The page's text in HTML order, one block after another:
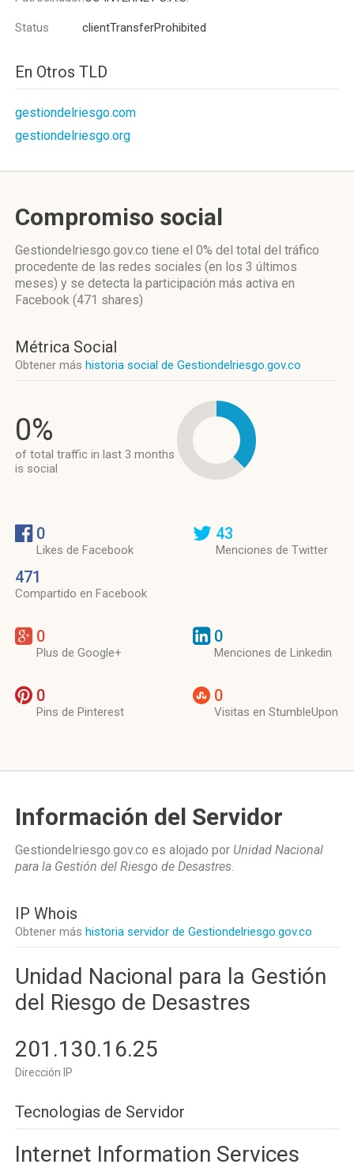
Status clientTransferProhibited
En Otros TLD
gestiondelriesgo.com
gestiondelriesgo.org
Compromiso social
Gestiondelriesgo.gov.co tiene el 0% del total del tráfico
procedente de las redes sociales (en los 3 últimos
meses) y se detecta la participación más activa en
Facebook (471 shares)
Métrica Social
Obtener más historia social de Gestiondelriesgo.gov.co
0%
of total traffic in last 3 months
is social
0
Likes de Facebook
471
Compartido en Facebook
43
Menciones de Twitter
0
Plus de Google+
0
Menciones de Linkedin
0
Pins de Pinterest
0
Visitas en StumbleUpon
Información del Servidor
Gestiondelriesgo.gov.co es alojado por Unidad Nacional
para la Gestión del Riesgo de Desastres.
IP Whois
Obtener más historia servidor de Gestiondelriesgo.gov.co
Unidad Nacional para la Gestión
del Riesgo de Desastres
201.130.16.25
Dirección IP
Tecnologias de Servidor
Internet Information Services